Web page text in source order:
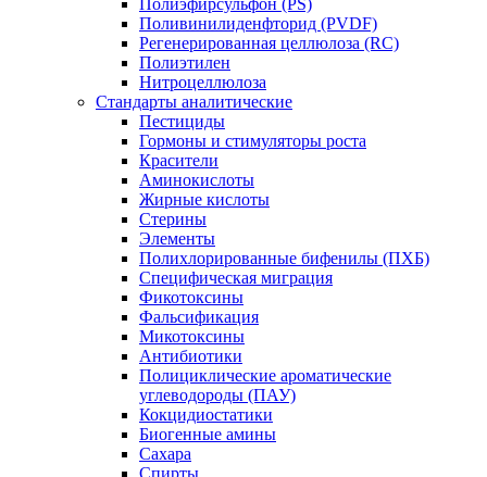
Полиэфирсульфон (PS)
Поливинилиденфторид (PVDF)
Регенерированная целлюлоза (RC)
Полиэтилен
Нитроцеллюлоза
Стандарты аналитические
Пестициды
Гормоны и стимуляторы роста
Красители
Аминокислоты
Жирные кислоты
Стерины
Элементы
Полихлорированные бифенилы (ПХБ)
Специфическая миграция
Фикотоксины
Фальсификация
Микотоксины
Антибиотики
Полициклические ароматические
углеводороды (ПАУ)
Кокцидиостатики
Биогенные амины
Сахара
Спирты